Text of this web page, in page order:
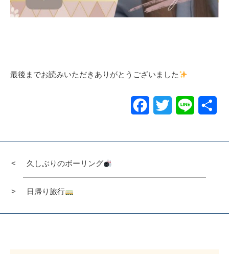
最後までお読みいただきありがとうございました
Facebook
Twitter Line
久しぶりのボーリング
日帰り旅行